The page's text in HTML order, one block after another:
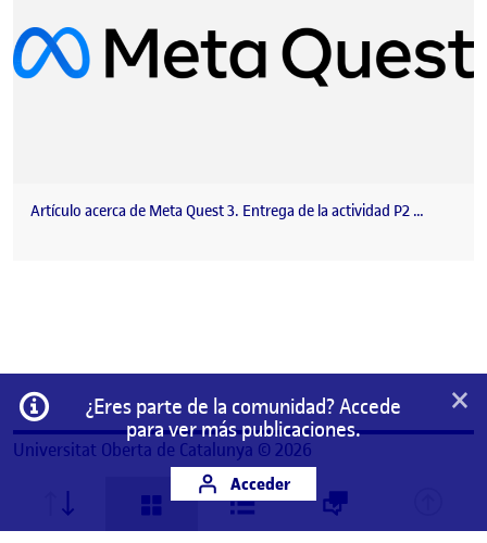
Artículo acerca de Meta Quest 3. Entrega de la actividad P2 …
Información
¿Eres parte de la comunidad? Accede
para ver más publicaciones.
Acceder
×
Universitat Oberta de Catalunya © 2026